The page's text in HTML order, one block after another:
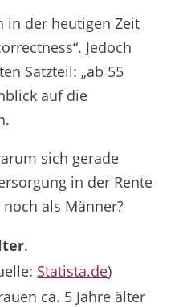
in der heutigen Zeit
Jedoch
Satzteil: „ab 55
auf die
sich gerade
in der Rente
als Männer?
.
Statista.de)
ca. 5 Jahre älter